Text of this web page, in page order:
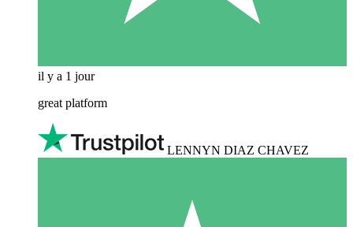
il y a 1 jour
great platform
LENNYN DIAZ CHAVEZ